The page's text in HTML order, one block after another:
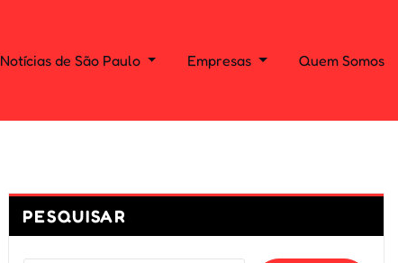
Notícias de São Paulo Empresas Quem Somos
PESQUISAR